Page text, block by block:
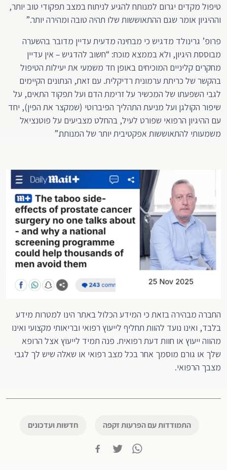
טיפול מקדים יגרום למנותח להגיע לניתוח במצב תפקודי טוב יותר,
וההיגיון אומר שגם ההתאוששות שלו תהיה טובה ומהירה יותר.”
פרופ’ גרינולד מדגיש כי מבחינה מדעית עדיין מדובר בהשערה
מבוססת היגיון, ולא בממצא מוכח: “חשוב להדגיש – אין עדיין
מחקרים קליניים המוכיחים באופן חד משמעי את יעילות הטיפול
בהקשר של כריתת ערמונית רדיקלית. עם זאת, הנתונים הקיימים
לגבי השפעתו של המכשיר על זרימת הדם ועל תפקוד התאים, על
שיפור הקולגן ועל מניעת התהליך הפיברוטי (שמקצר את הפין), יחד
עם ההיגיון הרפואי שפורט לעיל, בהחלט מצביעים על פוטנציאל
משמעותי להתאוששות אפקטיבית יותר של המנותח.”
החברה מבהירה בזאת כי המידע הכלול באתר הינו למטרות מידע
בלבד, ואינו נועד להוות תחליף לייעוץ רפואי ובריאותי מקצועי ואינו
מהווה ייעוץ או חוות דעת רפואית. פנה תמיד לייעוץ אצל הרופא
שלך או גורם מוסמך אחר בכל מצב רפואי או שאלה שיש לך לגבי
מצבך הרפואי.
התמודדות עם הפרעות זקפה חדשות ועדכונים